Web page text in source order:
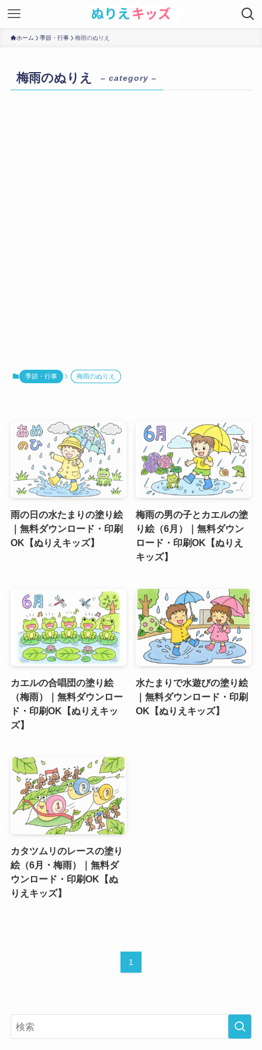
ホーム 季節・行事 梅雨のぬりえ
梅雨のぬりえ – category –
季節・行事 梅雨のぬりえ
雨の日の水たまりの塗り絵
｜無料ダウンロード・印刷
OK【ぬりえキッズ】
梅雨の男の子とカエルの塗
り絵（6月）｜無料ダウン
ロード・印刷OK【ぬりえ
キッズ】
カエルの合唱団の塗り絵
（梅雨）｜無料ダウンロー
ド・印刷OK【ぬりえキッ
ズ】
水たまりで水遊びの塗り絵
｜無料ダウンロード・印刷
OK【ぬりえキッズ】
カタツムリのレースの塗り
絵（6月・梅雨）｜無料ダ
ウンロード・印刷OK【ぬ
りえキッズ】
1